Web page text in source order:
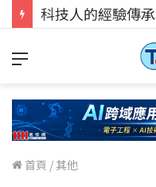
科技人找工作，
首頁 /其他